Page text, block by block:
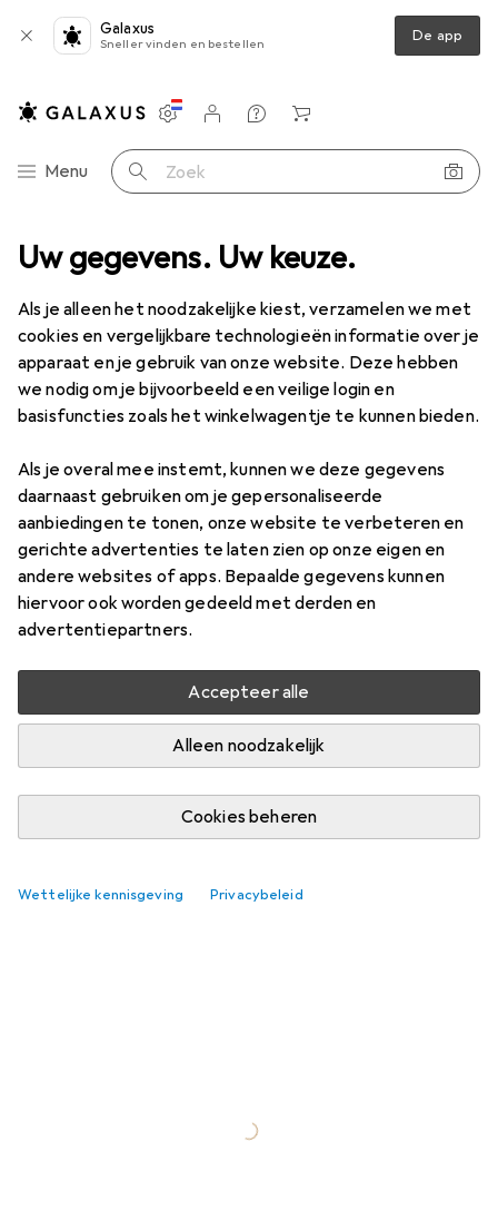
Uw gegevens. Uw keuze.
Als je alleen het noodzakelijke kiest, verzamelen we met
cookies en vergelijkbare technologieën informatie over je
apparaat en je gebruik van onze website. Deze hebben
we nodig om je bijvoorbeeld een veilige login en
basisfuncties zoals het winkelwagentje te kunnen bieden.
Als je overal mee instemt, kunnen we deze gegevens
daarnaast gebruiken om je gepersonaliseerde
aanbiedingen te tonen, onze website te verbeteren en
gerichte advertenties te laten zien op onze eigen en
andere websites of apps. Bepaalde gegevens kunnen
hiervoor ook worden gedeeld met derden en
advertentiepartners.
Accepteer alle
Alleen noodzakelijk
Cookies beheren
Wettelijke kennisgeving Privacybeleid
Galaxus
Sneller vinden en bestellen De app
Categorie navigatie
Menu Zoek op
Instellingen
Klantenaccount
Produktvergelijking
Verlanglijstje
Winkelmandje
Speelgoed Spellen + Puzzels
Puzzel Accessoires
ProductenForum